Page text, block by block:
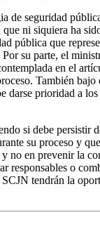
de seguridad
ni siquiera ha
pública que
su parte, el
en el
También
darse prioridad a los
si debe persistir
su proceso y
no en prevenir la
responsables o
tendrán la